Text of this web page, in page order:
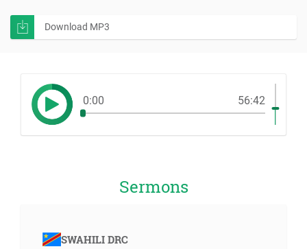
Download MP3
0:00 56:42
Sermons
SWAHILI DRC